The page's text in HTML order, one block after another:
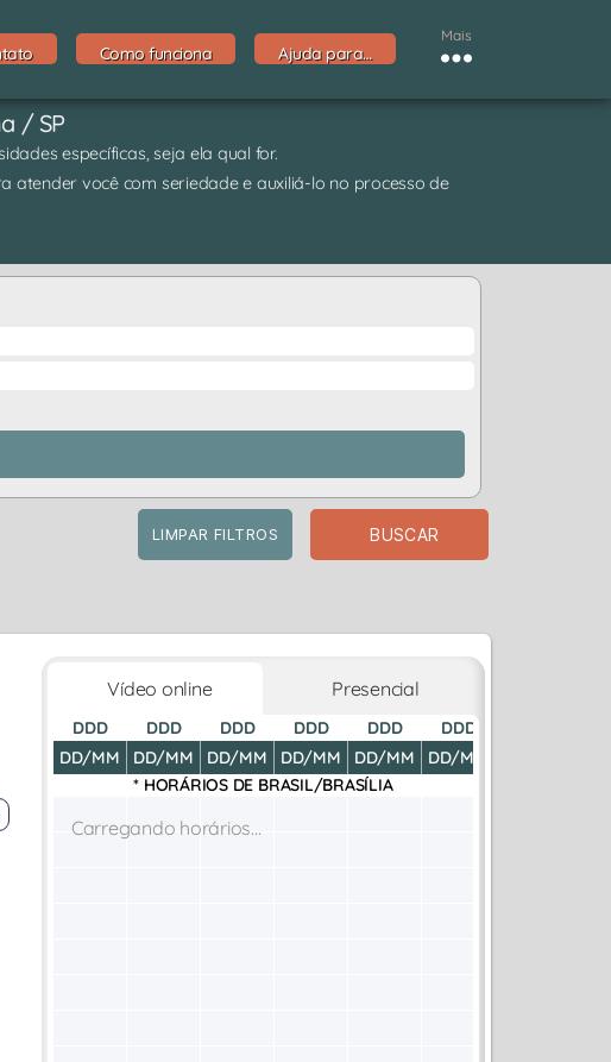
Como funciona Ajuda para…
Mais
/ SP
específicas, seja ela qual for.
atender você com seriedade e auxiliá-lo no processo de
LIMPAR FILTROS BUSCAR
Vídeo online Presencial
DDD
DD/MM
DDD
DD/MM
DDD
DD/MM
DDD
DD/MM
DDD
DD/MM
DDD
DD/MM
* HORÁRIOS DE BRASIL/BRASÍLIA
Carregando horários...